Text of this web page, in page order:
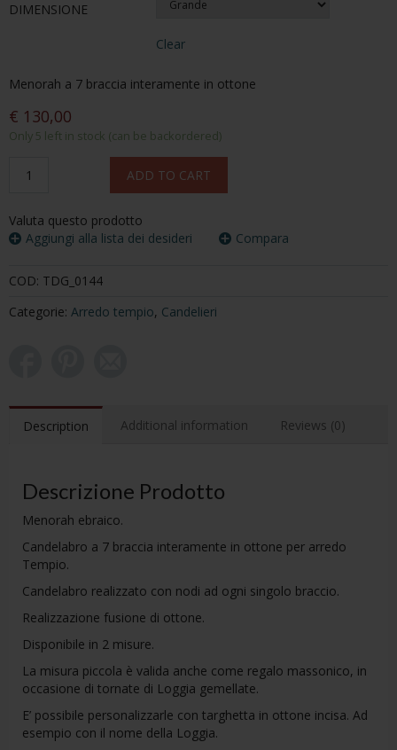
DIMENSIONE
Clear
Menorah a 7 braccia interamente in ottone
€ 130,00
Only 5 left in stock (can be backordered)
quantity
ADD TO CART
Valuta questo prodotto
Aggiungi alla lista dei desideri
Compara
COD: TDG_0144
Categorie: Arredo tempio, Candelieri
Description Additional information Reviews (0)
Descrizione Prodotto
Menorah ebraico.
Candelabro a 7 braccia interamente in ottone per arredo
Tempio.
Candelabro realizzato con nodi ad ogni singolo braccio.
Realizzazione fusione di ottone.
Disponibile in 2 misure.
La misura piccola è valida anche come regalo massonico, in
occasione di tornate di Loggia gemellate.
E’ possibile personalizzarle con targhetta in ottone incisa. Ad
esempio con il nome della Loggia.